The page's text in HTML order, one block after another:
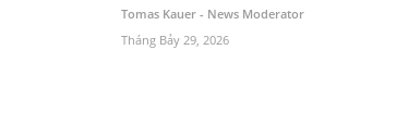
Tomas Kauer - News Moderator
Tháng Bảy 29, 2026